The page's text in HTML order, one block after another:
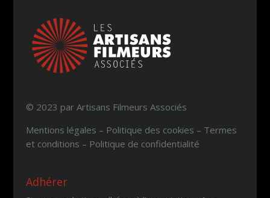
© 2023 par Artisans Filmeurs Associés
Mentions légales – Politique des cookies – Termes
et conditions – Politique de confidentialité
Adhérer